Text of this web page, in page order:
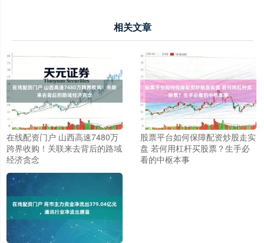
相关文章
在线配资门户 山西高速7480万
跨界收购！关联来去背后的路域
经济贪念
股票平台如何保障配资炒股走实
盘 若何用杠杆买股票？生手必
看的中枢本事